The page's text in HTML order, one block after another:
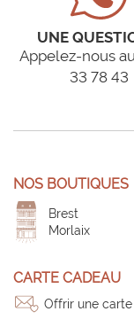
UNE
Appelez-nous
33 78 43
NOS BOUTIQUES
Brest
Morlaix
CARTE CADEAU
Offrir une